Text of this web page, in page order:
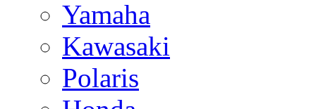
Yamaha
Kawasaki
Polaris